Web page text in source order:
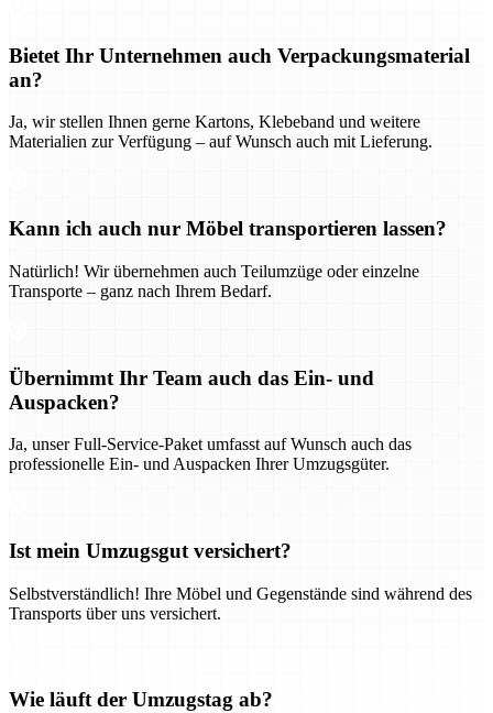
Bietet Ihr Unternehmen auch Verpackungsmaterial
an?
Ja, wir stellen Ihnen gerne Kartons, Klebeband und weitere
Materialien zur Verfügung – auf Wunsch auch mit Lieferung.
Kann ich auch nur Möbel transportieren lassen?
Natürlich! Wir übernehmen auch Teilumzüge oder einzelne
Transporte – ganz nach Ihrem Bedarf.
Übernimmt Ihr Team auch das Ein- und
Auspacken?
Ja, unser Full-Service-Paket umfasst auf Wunsch auch das
professionelle Ein- und Auspacken Ihrer Umzugsgüter.
Ist mein Umzugsgut versichert?
Selbstverständlich! Ihre Möbel und Gegenstände sind während des
Transports über uns versichert.
Wie läuft der Umzugstag ab?